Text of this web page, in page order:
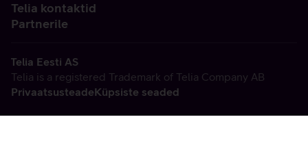
Telia kontaktid
Partnerile
Telia Eesti AS
Telia is a registered Trademark of Telia Company AB
PrivaatsusteadeKüpsiste seaded